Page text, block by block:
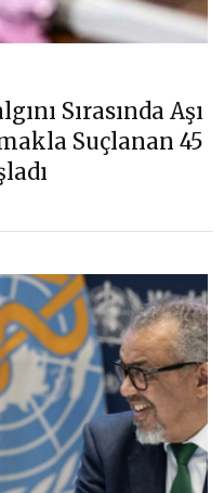
Sırasında Aşı
Suçlanan 45